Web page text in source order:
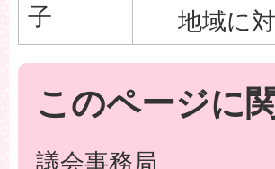
子
地域に
このページに
議会事務局